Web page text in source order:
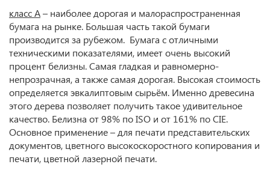
класс А– наиболее дорогая и малораспространенная
бумага на рынке. Большая часть такой бумаги
производится за рубежом. Бумага с отличными
техническими показателями, имеет очень высокий
процент белизны. Самая гладкая и равномерно-
непрозрачная, а также самая дорогая. Высокая стоимость
определяется эвкалиптовым сырьём. Именно древесина
этого дерева позволяет получить такое удивительное
качество. Белизна от 98% по ISO и от 161% по CIE.
Основное применение – для печати представительских
документов, цветного высокоскоростного копирования и
печати, цветной лазерной печати.